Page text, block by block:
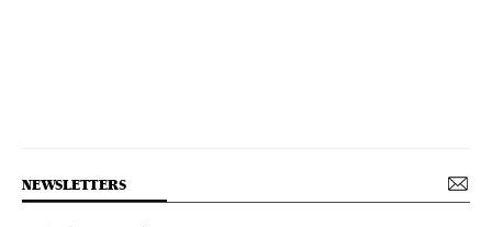
NEWSLETTERS